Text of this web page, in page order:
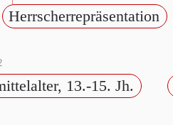
Herrscherrepräsentation
13.-15. Jh.